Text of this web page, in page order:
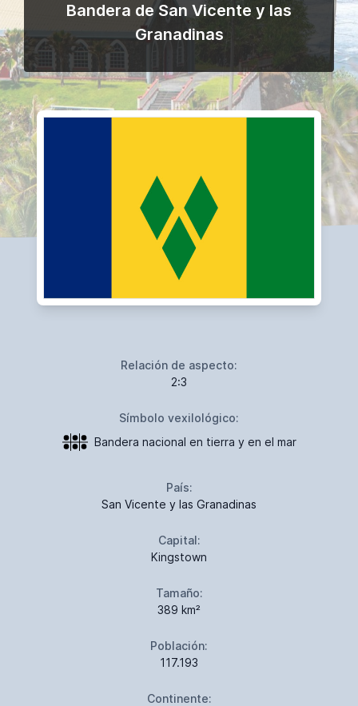
Bandera de San Vicente y las
Granadinas
Relación de aspecto:
2:3
Símbolo vexilológico:
Bandera nacional en tierra y en el mar
País:
San Vicente y las Granadinas
Capital:
Kingstown
Tamaño:
389 km²
Población:
117.193
Continente: